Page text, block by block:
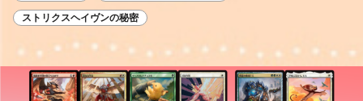
ストリクスヘイヴンの秘密